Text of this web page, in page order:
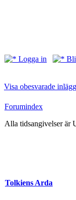
Logga in
Visa obesvarade inlägg
Forumindex
Alla tidsangivelser är
Tolkiens Arda